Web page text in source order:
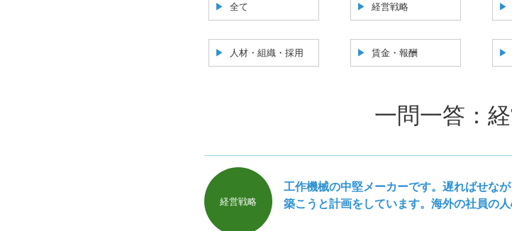
全て 経営戦略
人材・組織・採用 賃金・報酬
一問一答：
経営戦略
工作機械の中堅メーカーです。遅ればせな
築こうと計画をしています。海外の社員の